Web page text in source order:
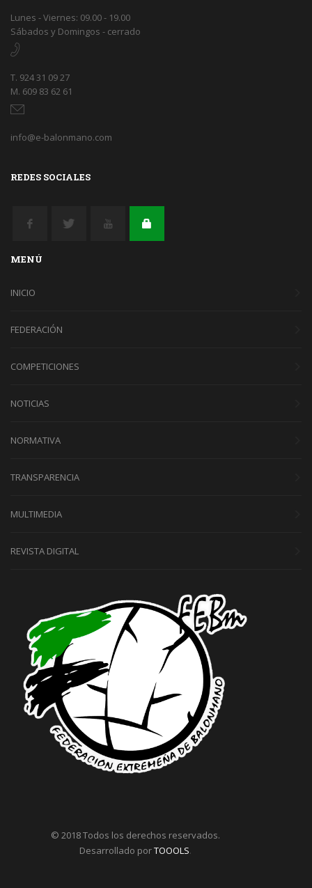
Lunes - Viernes: 09.00 - 19.00
Sábados y Domingos - cerrado
T. 924 31 09 27
M. 609 83 62 61
info@e-balonmano.com
REDES SOCIALES
MENÚ
INICIO
FEDERACIÓN
COMPETICIONES
NOTICIAS
NORMATIVA
TRANSPARENCIA
MULTIMEDIA
REVISTA DIGITAL
© 2018 Todos los derechos reservados.
Desarrollado porTOOOLS.